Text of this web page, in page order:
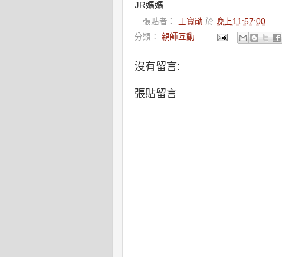
JR媽媽
張貼者： 王寶勛 於 晚上11:57:00
分類： 親師互動
沒有留言:
張貼留言